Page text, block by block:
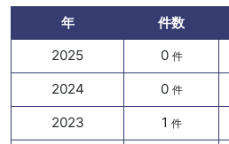
年 件数
2025
0 件
2024 0 件
2023 1 件